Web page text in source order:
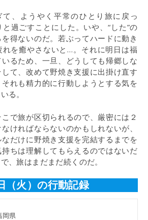
過ごすことにした。いや、“した”の
得ないのだ。若ぶってハードに動き
を癒やさないと…。それに明日は福
るため、一旦、どうしても帰郷しな
て、改めて野焼き支援に出掛け直す
れも精力的に行動しようとする気を
る。
で旅が区切られるので、厳密には２
ければならないのかもしれないが、
だけに野焼き支援を完結するまでを
ちは理解してもらえるのではないだ
、旅はまだまだ続くのだ。
（火）の行動記録
岡県